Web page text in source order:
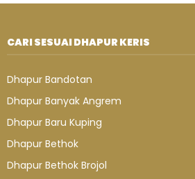
CARI SESUAI DHAPUR KERIS
Dhapur Bandotan
Dhapur Banyak Angrem
Dhapur Baru Kuping
Dhapur Bethok
Dhapur Bethok Brojol